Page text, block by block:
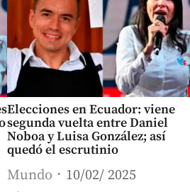
Elecciones en Ecuador: viene
segunda vuelta entre Daniel
Noboa y Luisa González; así
quedó el escrutinio
Mundo 10/02/ 2025